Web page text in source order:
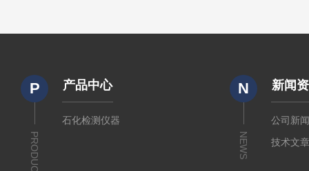
P
PRODUCTS
产品中心
石化检测仪器
N
NEWS
新闻
公司新
技术文